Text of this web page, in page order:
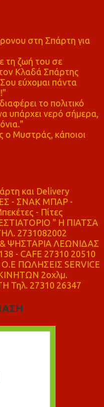
στη Σπάρτη για
τη ζωή του σε
Κλαδά Σπάρτης
εύχομαι πάντα
το πολιτικό
υπάρχει νερό σήμερα,
ο Μυστράς, κάποιοι
και Delivery
- ΣΝΑΚ ΜΠΑΡ -
- Πίτες
" Η ΠΙΑΤΣΑ
2731082002
ΨΗΣΤΑΡΙΑ ΛΕΩΝΙΔΑΣ
- CAFE 27310 20510
ΠΩΛΗΣΕΙΣ SERVICE
2οχλμ.
Τηλ. 27310 26347